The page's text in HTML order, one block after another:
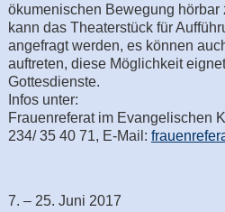
ökumenischen Bewegung hörbar
kann das Theaterstück für
angefragt werden, es können
auftreten, diese Möglichkeit
Gottesdienste.
Infos unter:
Frauenreferat im Evangelischen
234/ 35 40 71, E-Mail:
7. – 25. Juni 2017